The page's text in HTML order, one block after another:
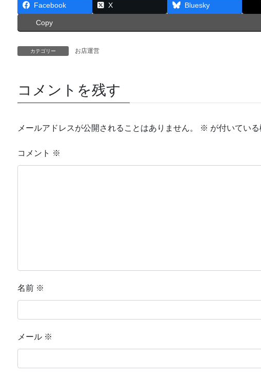
Facebook X Bluesky
Copy
カテゴリー お店運営
コメントを残す
メールアドレスが公開されることはありません。 ※ が付いてい
コメント ※
名前 ※
メール ※